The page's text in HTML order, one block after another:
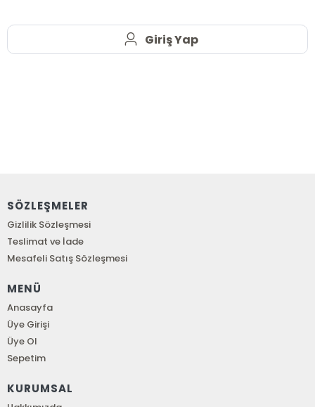
Giriş Yap
SÖZLEŞMELER
Gizlilik Sözleşmesi
Teslimat ve İade
Mesafeli Satış Sözleşmesi
MENÜ
Anasayfa
Üye Girişi
Üye Ol
Sepetim
KURUMSAL